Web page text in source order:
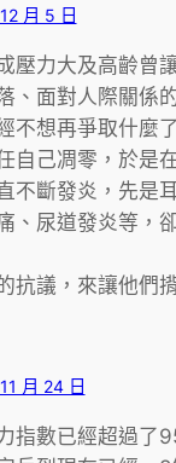
月 5 日
壓力大及高齡曾
、面對人際關係
不想再爭取什麼
自己凋零，於是
不斷發炎，先是
、尿道發炎等，
抗議，來讓他們
月 24 日
指數已經超過了